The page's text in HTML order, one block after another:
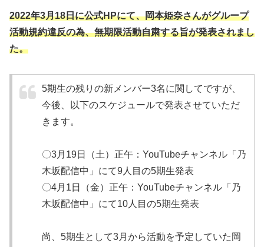
2022年3月18日に公式HPにて、岡本姫奈さんがグループ
活動規約違反の為、無期限活動自粛する旨が発表されまし
た。
5期生の残りの新メンバー3名に関してですが、
今後、以下のスケジュールで発表させていただ
きます。
〇3月19日（土）正午：YouTubeチャンネル「乃
木坂配信中」にて9人目の5期生発表
〇4月1日（金）正午：YouTubeチャンネル「乃
木坂配信中」にて10人目の5期生発表
尚、5期生として3月から活動を予定していた岡